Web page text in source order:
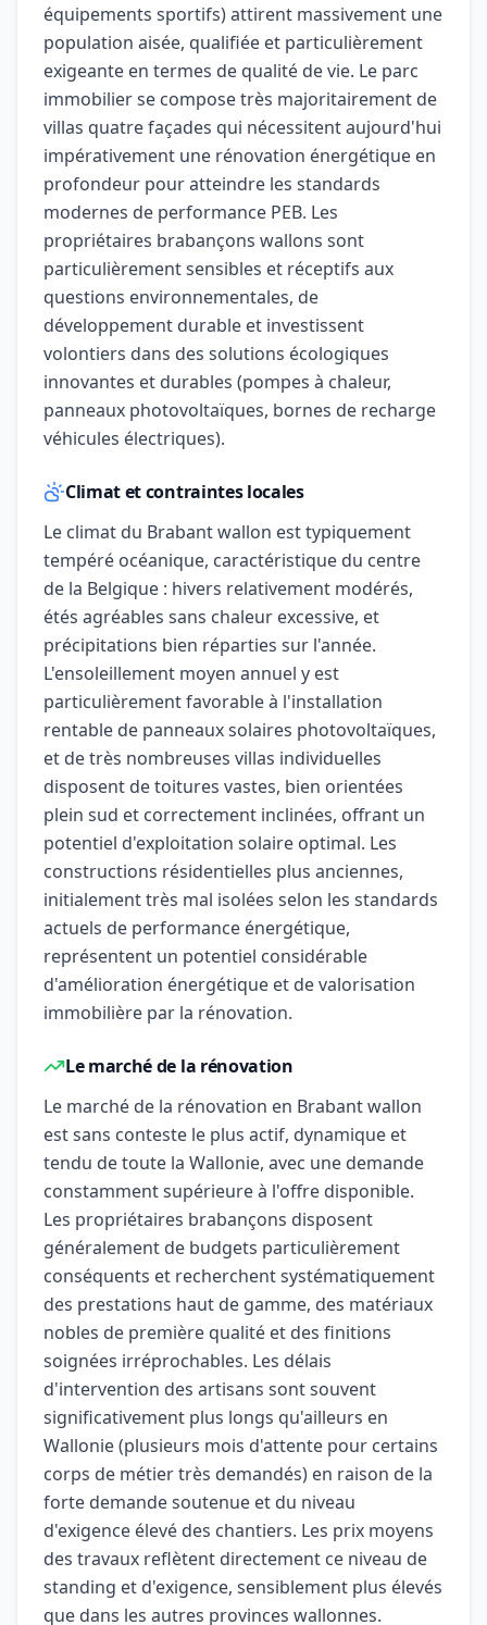
équipements sportifs) attirent massivement une
population aisée, qualifiée et particulièrement
exigeante en termes de qualité de vie. Le parc
immobilier se compose très majoritairement de
villas quatre façades qui nécessitent aujourd'hui
impérativement une rénovation énergétique en
profondeur pour atteindre les standards
modernes de performance PEB. Les
propriétaires brabançons wallons sont
particulièrement sensibles et réceptifs aux
questions environnementales, de
développement durable et investissent
volontiers dans des solutions écologiques
innovantes et durables (pompes à chaleur,
panneaux photovoltaïques, bornes de recharge
véhicules électriques).
Climat et contraintes locales
Le climat du Brabant wallon est typiquement
tempéré océanique, caractéristique du centre
de la Belgique : hivers relativement modérés,
étés agréables sans chaleur excessive, et
précipitations bien réparties sur l'année.
L'ensoleillement moyen annuel y est
particulièrement favorable à l'installation
rentable de panneaux solaires photovoltaïques,
et de très nombreuses villas individuelles
disposent de toitures vastes, bien orientées
plein sud et correctement inclinées, offrant un
potentiel d'exploitation solaire optimal. Les
constructions résidentielles plus anciennes,
initialement très mal isolées selon les standards
actuels de performance énergétique,
représentent un potentiel considérable
d'amélioration énergétique et de valorisation
immobilière par la rénovation.
Le marché de la rénovation
Le marché de la rénovation en Brabant wallon
est sans conteste le plus actif, dynamique et
tendu de toute la Wallonie, avec une demande
constamment supérieure à l'offre disponible.
Les propriétaires brabançons disposent
généralement de budgets particulièrement
conséquents et recherchent systématiquement
des prestations haut de gamme, des matériaux
nobles de première qualité et des finitions
soignées irréprochables. Les délais
d'intervention des artisans sont souvent
significativement plus longs qu'ailleurs en
Wallonie (plusieurs mois d'attente pour certains
corps de métier très demandés) en raison de la
forte demande soutenue et du niveau
d'exigence élevé des chantiers. Les prix moyens
des travaux reflètent directement ce niveau de
standing et d'exigence, sensiblement plus élevés
que dans les autres provinces wallonnes.